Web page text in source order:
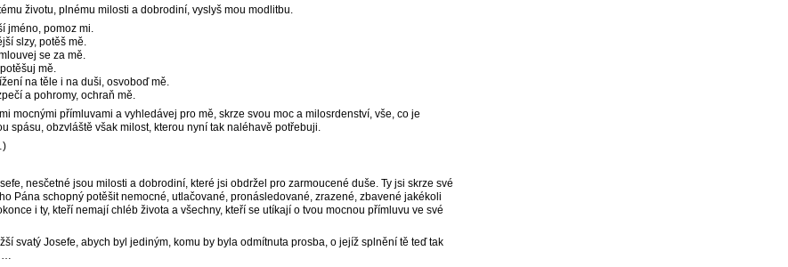
životu, plnému milosti a dobrodiní, vyslyš mou modlitbu.
jméno, pomoz mi.
slzy, potěš mě.
se za mě.
mě.
na těle i na duši, osvoboď mě.
a pohromy, ochraň mě.
mocnými přímluvami a vyhledávej pro mě, skrze svou moc a milosrdenství, vše, co je
spásu, obzvláště však milost, kterou nyní tak naléhavě potřebuji.
nesčetné jsou milosti a dobrodiní, které jsi obdržel pro zarmoucené duše. Ty jsi skrze své
Pána schopný potěšit nemocné, utlačované, pronásledované, zrazené, zbavené jakékoli
i ty, kteří nemají chléb života a všechny, kteří se utíkají o tvou mocnou přímluvu ve své
svatý Josefe, abych byl jediným, komu by byla odmítnuta prosba, o jejíž splnění tě teď tak
…